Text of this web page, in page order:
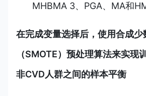
MHBMA 3、PGA、MA和
在完成变量选择后，使用合成少
（SMOTE）预处理算法来实现
非CVD人群之间的样本平衡